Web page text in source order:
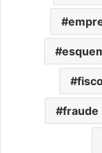
fraude